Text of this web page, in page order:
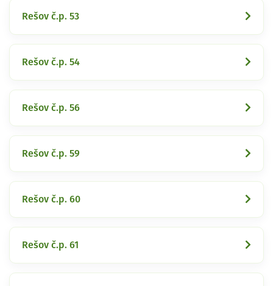
Rešov č.p. 53
Rešov č.p. 54
Rešov č.p. 56
Rešov č.p. 59
Rešov č.p. 60
Rešov č.p. 61